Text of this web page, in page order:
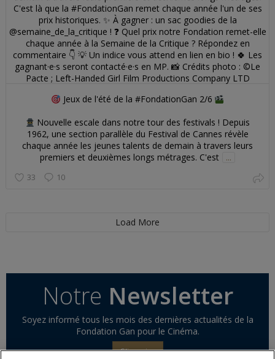
Jeux de l'été de la #FondationGan 2/6
Nouvelle escale dans notre tour des festivals ! Depuis
1962, une section parallèle du Festival de Cannes révèle
chaque année les jeunes talents de demain à travers leurs
premiers et deuxièmes longs métrages. C'est
...
33 10
Load More
Notre Newsletter
Soyez informé tous les mois des dernières actualités de la
Fondation Gan pour le Cinéma.
S'inscrire